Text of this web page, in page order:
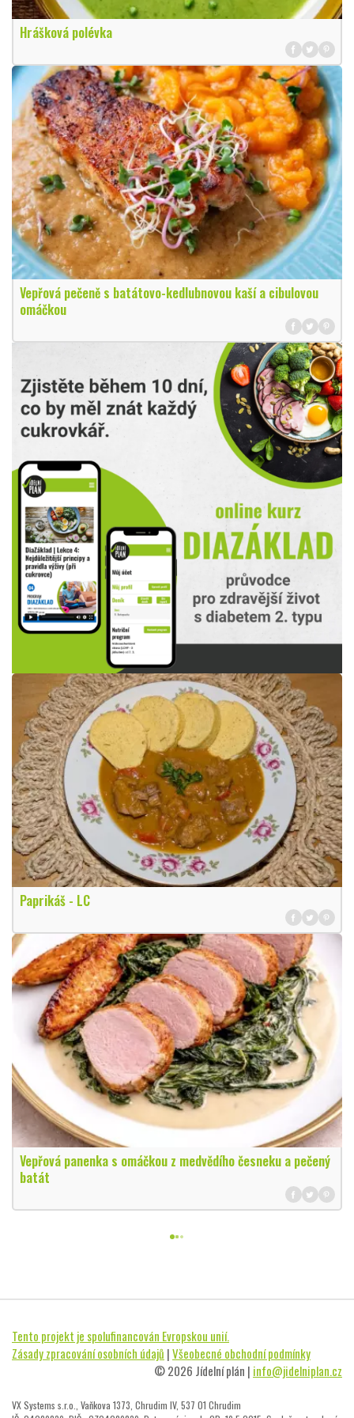
Hrášková polévka
Vepřová pečeně s batátovo-kedlubnovou kaší a cibulovou
omáčkou
Paprikáš - LC
Vepřová panenka s omáčkou z medvědího česneku a pečený
batát
Tento projekt je spolufinancován Evropskou unií.
Zásady zpracování osobních údajů |Všeobecné obchodní podmínky
© 2026 Jídelní plán | info@jidelniplan.cz
VX Systems s.r.o., Vaňkova 1373, Chrudim IV, 537 01 Chrudim